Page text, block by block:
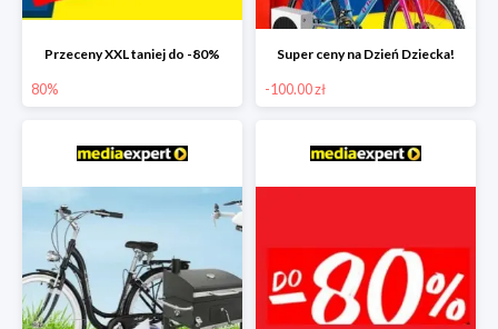
Przeceny XXL taniej do -80%
80%
Super ceny na Dzień Dziecka!
-100.00 zł